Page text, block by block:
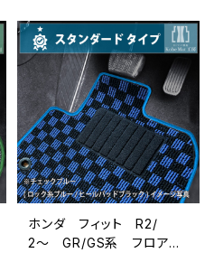
ホンダ フィット R2/
2〜 GR/GS系 フロアマ